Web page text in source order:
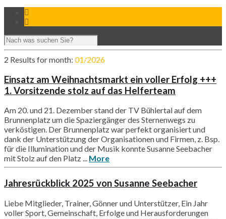
2 Results formonth: 01/2026
Einsatz am Weihnachtsmarkt ein voller Erfolg +++
1. Vorsitzende stolz auf das Helferteam
Am 20. und 21. Dezember stand der TV Bühlertal auf dem
Brunnenplatz um die Spaziergänger des Sternenwegs zu
verköstigen. Der Brunnenplatz war perfekt organisiert und
dank der Unterstützung der Organisationen und Firmen, z. Bsp.
für die Illumination und der Musik konnte Susanne Seebacher
mit Stolz auf den Platz ... More
Jahresrückblick 2025 von Susanne Seebacher
Liebe Mitglieder, Trainer, Gönner und Unterstützer, Ein Jahr
voller Sport, Gemeinschaft, Erfolge und Herausforderungen